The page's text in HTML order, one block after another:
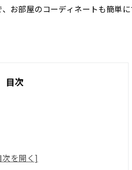
お部屋のコーディネートも簡単
目次